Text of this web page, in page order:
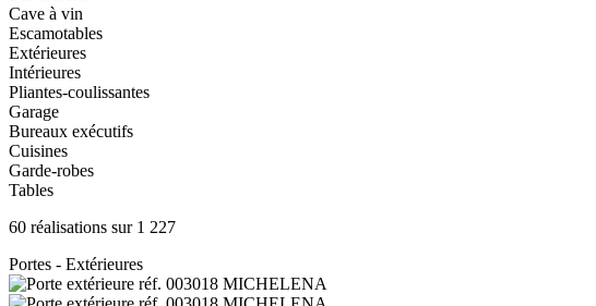
Cave à vin
Escamotables
Extérieures
Intérieures
Pliantes-coulissantes
Garage
Bureaux exécutifs
Cuisines
Garde-robes
Tables
60 réalisations sur 1 227
Portes - Extérieures